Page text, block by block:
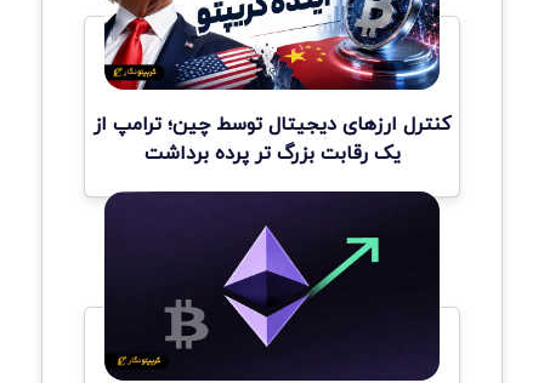
کنترل ارزهای دیجیتال توسط چین؛ ترامپ از
یک رقابت بزرگ تر پرده برداشت